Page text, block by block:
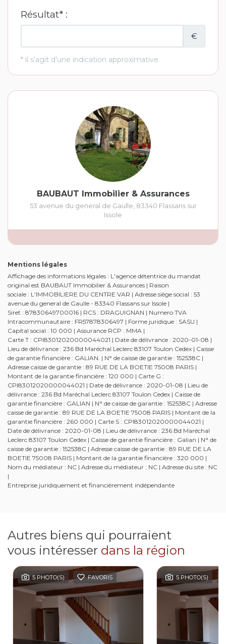
BAUBAUT Immobilier & Assurances
53 avenue du general de Gaulle 83340 Flassans sur
Issole
Mentions légales
Affichage des informations légales : L'agence détentrice du mandat
original est BAUBAUT Immobilier & Assurances | Raison
sociale : L'IMMOBILIERE DU CENTRE VAR | Adresse siège social : 53
avenue du general de Gaulle - 83340 Flassans sur Issole |
Siret : 87830649700016 | RCS : DRAGUIGNAN | Numero TVA
Intracommunautaire : FR57878306497 | Forme juridique : SASU |
Capital social : 10 000 | Assurance RCP : MMA |
Carte T : CPI83012020000044021 | Date de délivrance : 2020-01-08 |
Lieu de délivrance : 236 Bd Maréchal Leclerc 83107 Toulon Cedex | Caisse
de garantie financière : GALIAN. | N° de caisse de garantie : 152538C |
Adresse caisse de garantie : 89 RUE DE LA BOETIE 75008 PARIS |
Montant de la garantie financière : 120 000 | Carte G :
CPI83012020000044021 | Date de délivrance : 2020-01-08 | Lieu de
délivrance : 236 Bd Maréchal Leclerc 83107 Toulon Cedex | Caisse de
garantie financière : GALIAN | N° de caisse de garantie : 152538C | Adresse
caisse de garantie : 89 RUE DE LA BOETIE 75008 PARIS | Montant de la
garantie financière : 260 000 | Carte S : CPI83012020000044021 |
Date de délivrance : 2020-01-08 | Lieu de délivrance : 236 Bd Maréchal
Leclerc 83107 Toulon Cedex | Caisse de garantie financière : Galian | N° de
caisse de garantie : 152538C | Adresse caisse de garantie : 89 RUE DE LA
BOETIE 75008 PARIS | Montant de la garantie financière : 320 000 |
Nom du médiateur : NC | Adresse du médiateur : NC | Adresse du site : NC
|
Entreprise juridiquement et financièrement indépendante
Autres biens qui pourraient
vous intéresser dans la région
5 PHOTO(S) FAVORIS 5 PHOTO(S)